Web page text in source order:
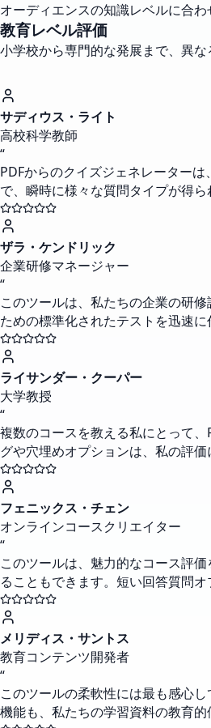
オーディエンスの知識レベルに合
教育レベル評価
小学校から専門的な発展まで、異
サディウス・ライト
高校科学教師
“
PDFからのクイズジェネレーター
で、瞬時に様々な質問タイプが得
ザラ・ケンドリック
企業研修マネージャー
“
このツールは、私たちの企業の研
ための標準化されたテストを迅速
ライサンダー・クーパー
大学教授
“
複数のコースを教える私にとって
グや穴埋めオプションは、私の評
フェニックス・チェン
オンラインコースクリエイター
“
このツールは、魅力的なコース評
ることもできます。短い回答質問
メリディス・サントス
教育コンテンツ開発者
“
このツールの柔軟性には最も感心
機能も、私たちの学習資料の教育的